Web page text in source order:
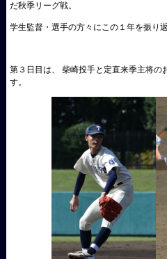
だ秋季リーグ戦。
学生監督・選手の方々にこの１年を振り
第３日目は、 柴崎投手と定直来季主将の
す。